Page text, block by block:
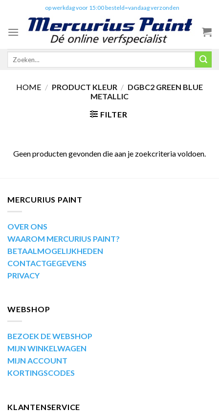
content
op werkdag voor 15:00 besteld=vandaag verzonden
Zoeken
HOME / PRODUCT KLEUR / DGBC2 GREEN BLUE
METALLIC
FILTER
Geen producten gevonden die aan je zoekcriteria voldoen.
MERCURIUS PAINT
OVER ONS
WAAROM MERCURIUS PAINT?
BETAALMOGELIJKHEDEN
CONTACTGEGEVENS
PRIVACY
WEBSHOP
BEZOEK DE WEBSHOP
MIJN WINKELWAGEN
MIJN ACCOUNT
KORTINGSCODES
KLANTENSERVICE